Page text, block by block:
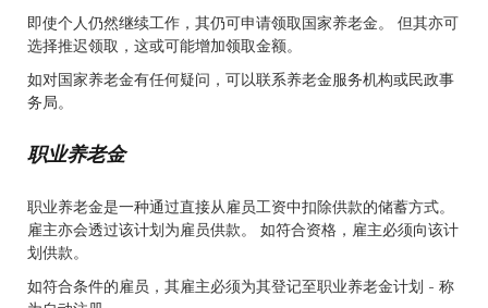
即使个人仍然继续工作，其仍可申请领取国家养老金。 但其亦可
选择推迟领取，这或可能增加领取金额。
如对国家养老金有任何疑问，可以联系养老金服务机构或民政事
务局。
职业养老金
职业养老金是一种通过直接从雇员工资中扣除供款的储蓄方式。
雇主亦会透过该计划为雇员供款。 如符合资格，雇主必须向该计
划供款。
如符合条件的雇员，其雇主必须为其登记至职业养老金计划 - 称